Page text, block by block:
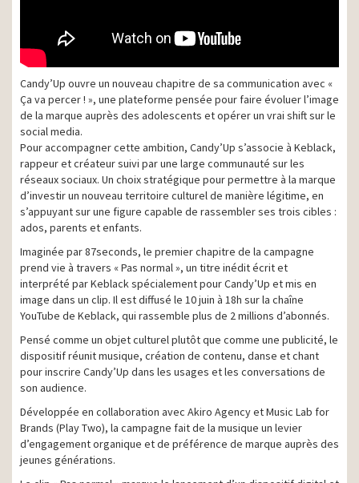
Candy’Up ouvre un nouveau chapitre de sa communication avec «
Ça va percer ! », une plateforme pensée pour faire évoluer l’image
de la marque auprès des adolescents et opérer un vrai shift sur le
social media.
Pour accompagner cette ambition, Candy’Up s’associe à Keblack,
rappeur et créateur suivi par une large communauté sur les
réseaux sociaux. Un choix stratégique pour permettre à la marque
d’investir un nouveau territoire culturel de manière légitime, en
s’appuyant sur une figure capable de rassembler ses trois cibles :
ados, parents et enfants.
Imaginée par 87seconds, le premier chapitre de la campagne
prend vie à travers « Pas normal », un titre inédit écrit et
interprété par Keblack spécialement pour Candy’Up et mis en
image dans un clip. Il est diffusé le 10 juin à 18h sur la chaîne
YouTube de Keblack, qui rassemble plus de 2 millions d’abonnés.
Pensé comme un objet culturel plutôt que comme une publicité, le
dispositif réunit musique, création de contenu, danse et chant
pour inscrire Candy’Up dans les usages et les conversations de
son audience.
Développée en collaboration avec Akiro Agency et Music Lab for
Brands (Play Two), la campagne fait de la musique un levier
d’engagement organique et de préférence de marque auprès des
jeunes générations.